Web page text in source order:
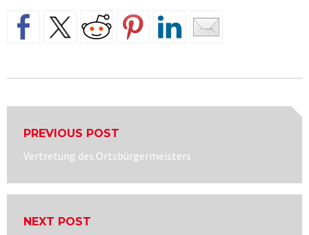
PREVIOUS POST
Previous
Vertretung des Ortsbürgermeisters
NEXT POST